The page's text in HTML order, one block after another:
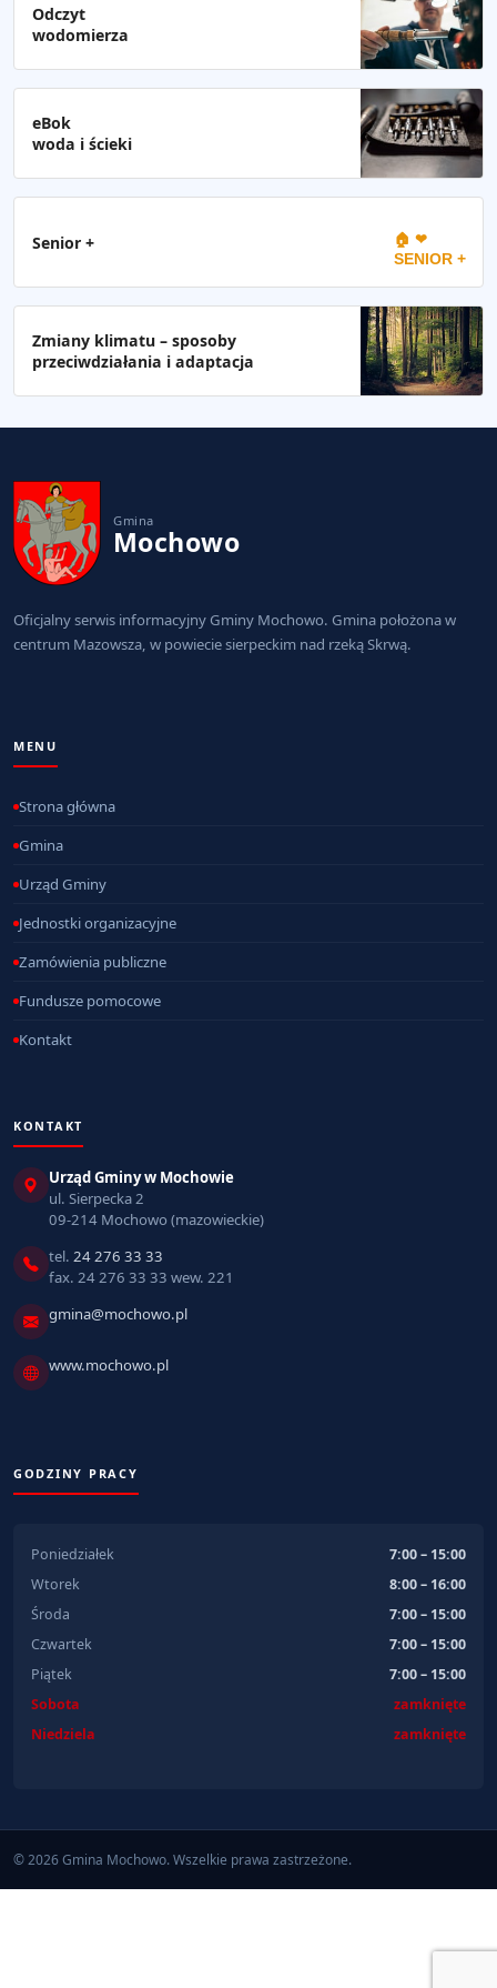
Odczyt
wodomierza
eBok
woda i ścieki
Senior + 🏠 ❤
SENIOR +
Zmiany klimatu – sposoby
przeciwdziałania i adaptacja
Gmina
Mochowo
Oficjalny serwis informacyjny Gminy Mochowo. Gmina położona w
centrum Mazowsza, w powiecie sierpeckim nad rzeką Skrwą.
MENU
Strona główna
Gmina
Urząd Gminy
Jednostki organizacyjne
Zamówienia publiczne
Fundusze pomocowe
Kontakt
KONTAKT
Urząd Gminy w Mochowie
ul. Sierpecka 2
09-214 Mochowo (mazowieckie)
tel. 24 276 33 33
fax. 24 276 33 33 wew. 221
gmina@mochowo.pl
www.mochowo.pl
GODZINY PRACY
Poniedziałek
7:00 – 15:00
Wtorek
8:00 – 16:00
Środa
7:00 – 15:00
Czwartek
7:00 – 15:00
Piątek
7:00 – 15:00
Sobota
zamknięte
Niedziela
zamknięte
© 2026 Gmina Mochowo. Wszelkie prawa zastrzeżone.